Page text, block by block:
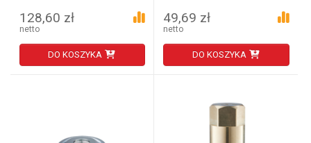
128,60 zł
netto
DO KOSZYKA
49,69 zł
netto
DO KOSZYKA